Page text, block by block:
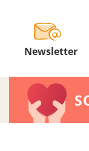
Newsletter